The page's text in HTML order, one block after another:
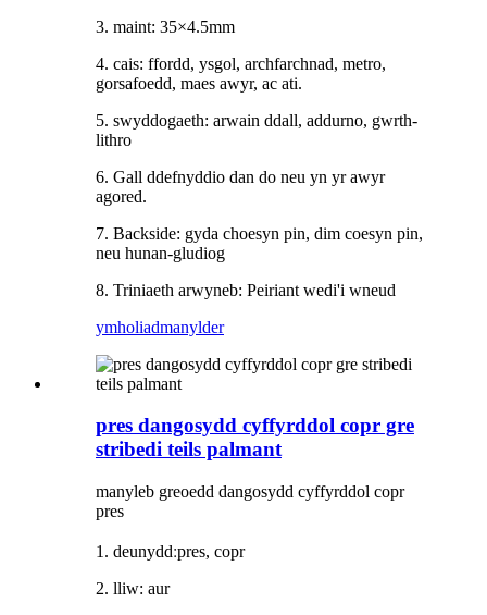
3. maint: 35×4.5mm
4. cais: ffordd, ysgol, archfarchnad, metro,
gorsafoedd, maes awyr, ac ati.
5. swyddogaeth: arwain ddall, addurno, gwrth-
lithro
6. Gall ddefnyddio dan do neu yn yr awyr
agored.
7. Backside: gyda choesyn pin, dim coesyn pin,
neu hunan-gludiog
8. Triniaeth arwyneb: Peiriant wedi'i wneud
ymholiadmanylder
pres dangosydd cyffyrddol copr gre
stribedi teils palmant
manyleb greoedd dangosydd cyffyrddol copr
pres
1. deunydd:pres, copr
2. lliw: aur